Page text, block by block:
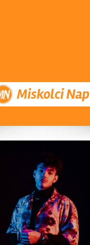
Miskolci Nap